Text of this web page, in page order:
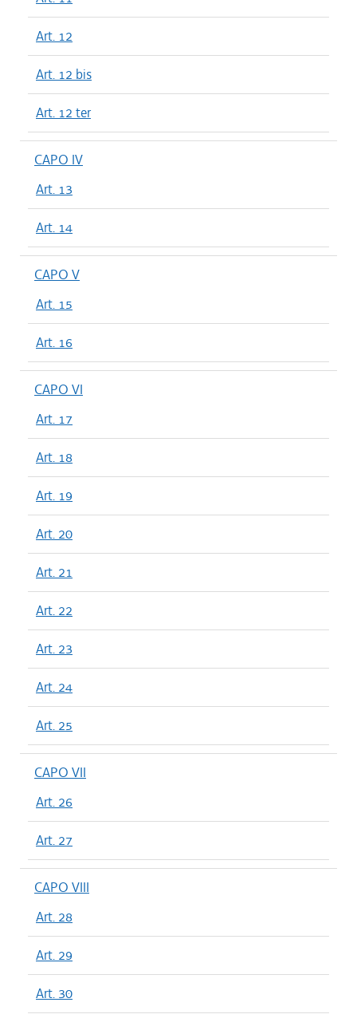
Art. 12
Art. 12 bis
Art. 12 ter
CAPO IV
Art. 13
Art. 14
CAPO V
Art. 15
Art. 16
CAPO VI
Art. 17
Art. 18
Art. 19
Art. 20
Art. 21
Art. 22
Art. 23
Art. 24
Art. 25
CAPO VII
Art. 26
Art. 27
CAPO VIII
Art. 28
Art. 29
Art. 30